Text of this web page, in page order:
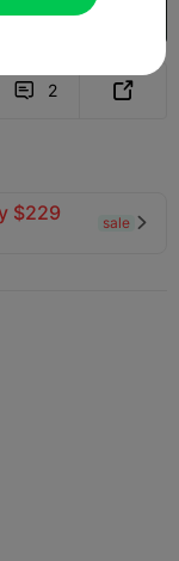
 2 
$229
sale 